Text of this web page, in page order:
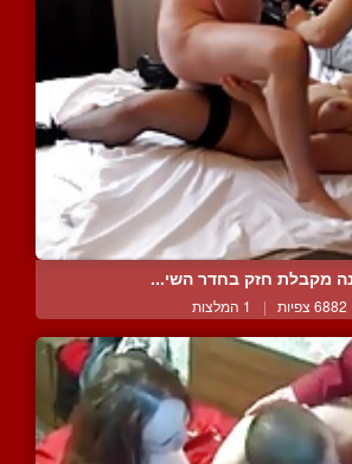
מקבלת חזק בחדר השי...
6882 צפיות | 1 המלצות